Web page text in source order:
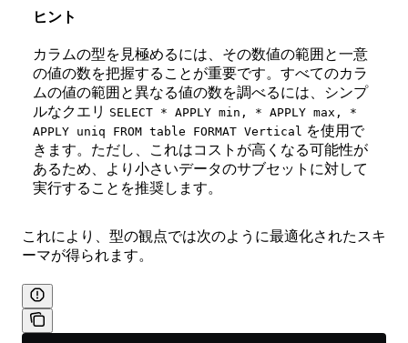
ヒント
カラムの型を見極めるには、その数値の範囲と一意
の値の数を把握することが重要です。すべてのカラ
ムの値の範囲と異なる値の数を調べるには、シンプ
ルなクエリ SELECT * APPLY min, * APPLY max, *
APPLY uniq FROM table FORMAT Vertical を使用で
きます。ただし、これはコストが高くなる可能性が
あるため、より小さいデータのサブセットに対して
実行することを推奨します。
これにより、型の観点では次のように最適化されたスキ
ーマが得られます。